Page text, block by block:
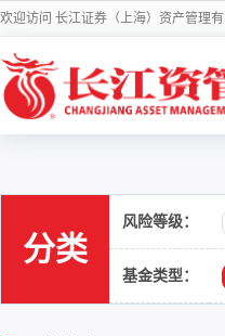
欢迎访问 长江证券（上海）资产管理有
分类
风险等级：
基金类型：